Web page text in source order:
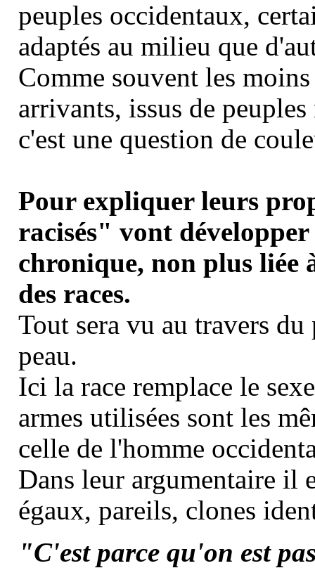
peuples occidentaux,
adaptés au milieu que
Comme souvent les
arrivants, issus de
c'est une question de
Pour expliquer leurs
racisés" vont
chronique, non plus liée
des races.
Tout sera vu au travers
peau.
Ici la race remplace le
armes utilisées sont les
celle de l'homme
Dans leur argumentaire il
égaux, pareils, clones
"C'est parce qu'on est